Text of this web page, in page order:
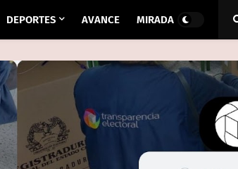
DEPORTES AVANCE MIRADA